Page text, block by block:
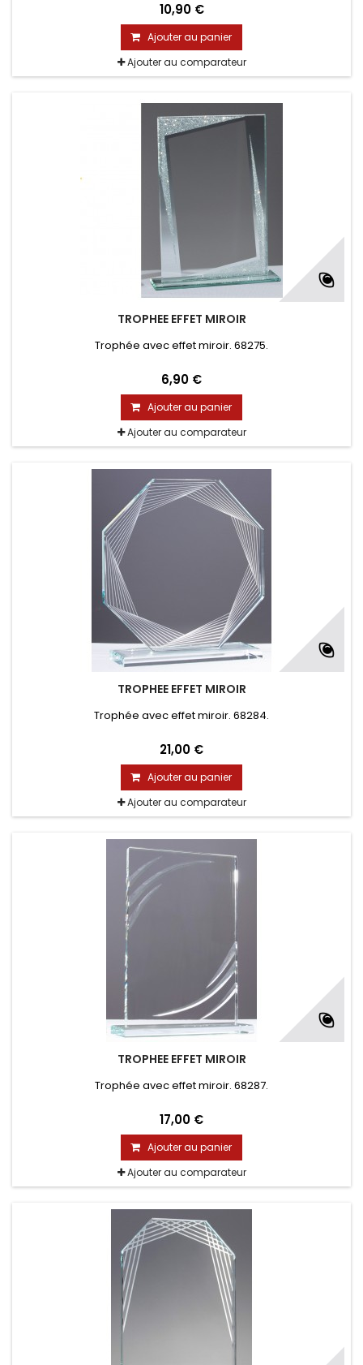
10,90 €
Ajouter au panier
Ajouter au comparateur
TROPHEE EFFET MIROIR
Trophée avec effet miroir. 68275.
6,90 €
Ajouter au panier
Ajouter au comparateur
TROPHEE EFFET MIROIR
Trophée avec effet miroir. 68284.
21,00 €
Ajouter au panier
Ajouter au comparateur
TROPHEE EFFET MIROIR
Trophée avec effet miroir. 68287.
17,00 €
Ajouter au panier
Ajouter au comparateur